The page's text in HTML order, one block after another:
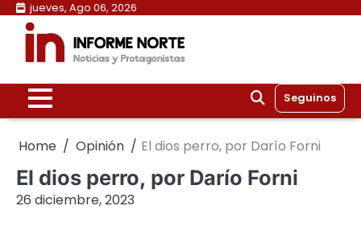
Skip
content
jueves, Ago 06, 2026
Seguinos
Home Opinión El dios perro, por Darío Forni
El dios perro, por Darío Forni
26 diciembre, 2023